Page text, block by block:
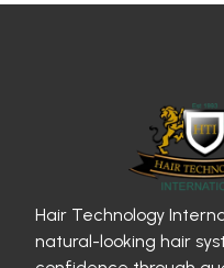
Hair Technology
natural-looking hair